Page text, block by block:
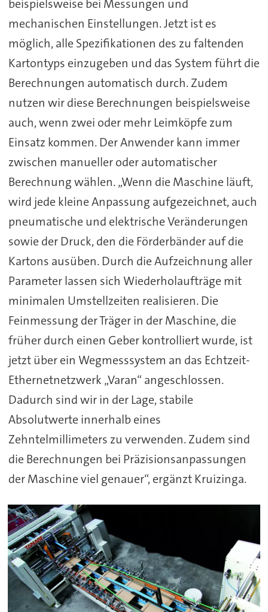
beispielsweise bei Messungen und
mechanischen Einstellungen. Jetzt ist es
möglich, alle Spezifikationen des zu faltenden
Kartontyps einzugeben und das System führt die
Berechnungen automatisch durch. Zudem
nutzen wir diese Berechnungen beispielsweise
auch, wenn zwei oder mehr Leimköpfe zum
Einsatz kommen. Der Anwender kann immer
zwischen manueller oder automatischer
Berechnung wählen. „Wenn die Maschine läuft,
wird jede kleine Anpassung aufgezeichnet, auch
pneumatische und elektrische Veränderungen
sowie der Druck, den die Förderbänder auf die
Kartons ausüben. Durch die Aufzeichnung aller
Parameter lassen sich Wiederholaufträge mit
minimalen Umstellzeiten realisieren. Die
Feinmessung der Träger in der Maschine, die
früher durch einen Geber kontrolliert wurde, ist
jetzt über ein Wegmesssystem an das Echtzeit-
Ethernetnetzwerk „Varan“ angeschlossen.
Dadurch sind wir in der Lage, stabile
Absolutwerte innerhalb eines
Zehntelmillimeters zu verwenden. Zudem sind
die Berechnungen bei Präzisionsanpassungen
der Maschine viel genauer“, ergänzt Kruizinga.